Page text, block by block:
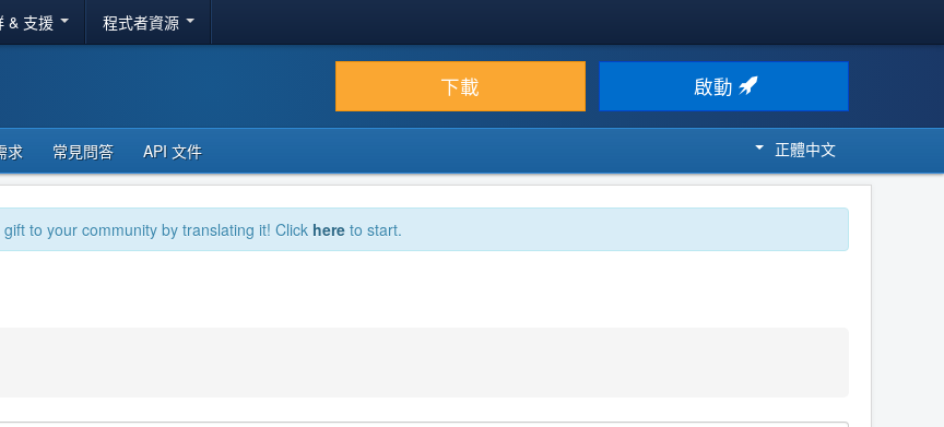
& 支援 程式者資源
下載 啟動
求 常見問答 API 文件 正體中文
to your community by translating it! Click here to start.